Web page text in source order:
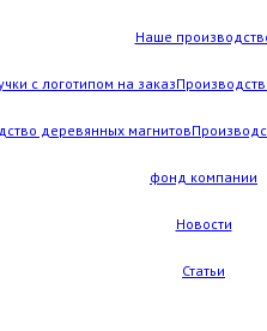
Наше
с логотипом на заказ
деревянных магнитов
фонд компании
Новости
Статьи